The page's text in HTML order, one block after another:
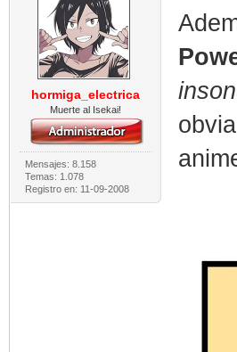
hormiga_electrica
Muerte al Isekai!
Mensajes: 8.158
Temas: 1.078
Registro en: 11-09-2008